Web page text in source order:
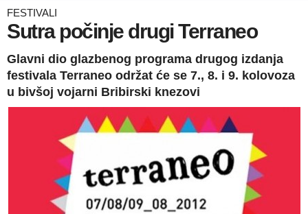
FESTIVALI
Sutra počinje drugi Terraneo
Glavni dio glazbenog programa drugog izdanja
festivala Terraneo održat će se 7., 8. i 9. kolovoza
u bivšoj vojarni Bribirski knezovi